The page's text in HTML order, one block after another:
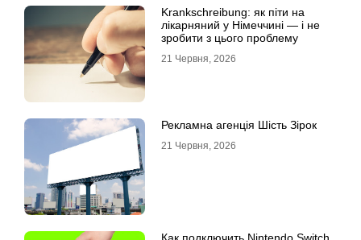
Krankschreibung: як піти на
лікарняний у Німеччині — і не
зробити з цього проблему
21 Червня, 2026
Рекламна агенція Шість Зірок
21 Червня, 2026